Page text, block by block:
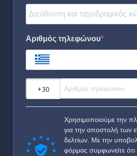
Αριθμός τηλεφώνου
Χρησιμοποιούμε την
για την αποστολή των
δελτίων. Με την
φόρμας συμφωνείτε